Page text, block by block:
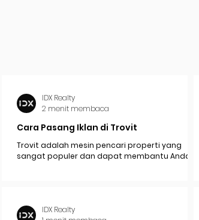
Cara Pasang Iklan di Trovit
Trovit adalah mesin pencari properti yang
sangat populer dan dapat membantu Anda
IDX Realty
2 menit membaca
IDX Realty